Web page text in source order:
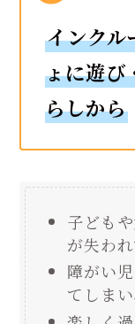
インクル
ょに遊び
らしから
子ども
が失わ
障がい
てしま